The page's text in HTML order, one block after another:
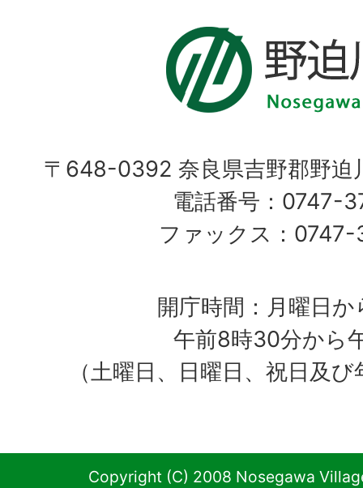
〒648-0392 奈良県吉野郡野迫
電話番号：0747-
ファックス：
開庁時間：月曜日か
午前8時30分から
（土曜日、日曜日、祝日及
Copyright (C) 2008 Nosegawa